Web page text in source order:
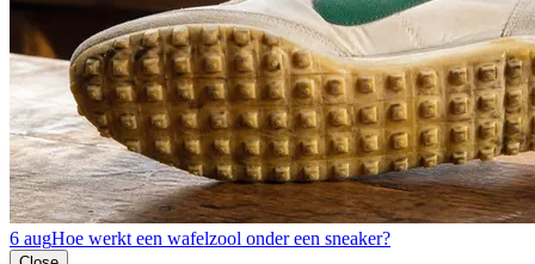
6 augHoe werkt een wafelzool onder een sneaker?